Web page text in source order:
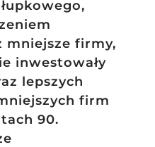
mniejsze firmy,
inwestowały
lepszych
firm
90.